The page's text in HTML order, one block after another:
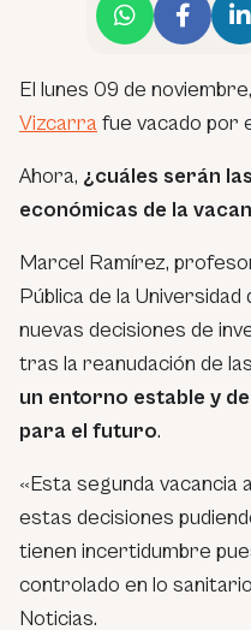
El lunes 09 de
Vizcarra fue vacado por
Ahora, ¿cuáles serán
económicas de la
Marcel Ramírez,
Pública de la
nuevas decisiones de
tras la reanudación de
un entorno estable y
para el futuro.
«Esta segunda vacancia
estas decisiones
tienen incertidumbre
controlado en lo
Noticias.